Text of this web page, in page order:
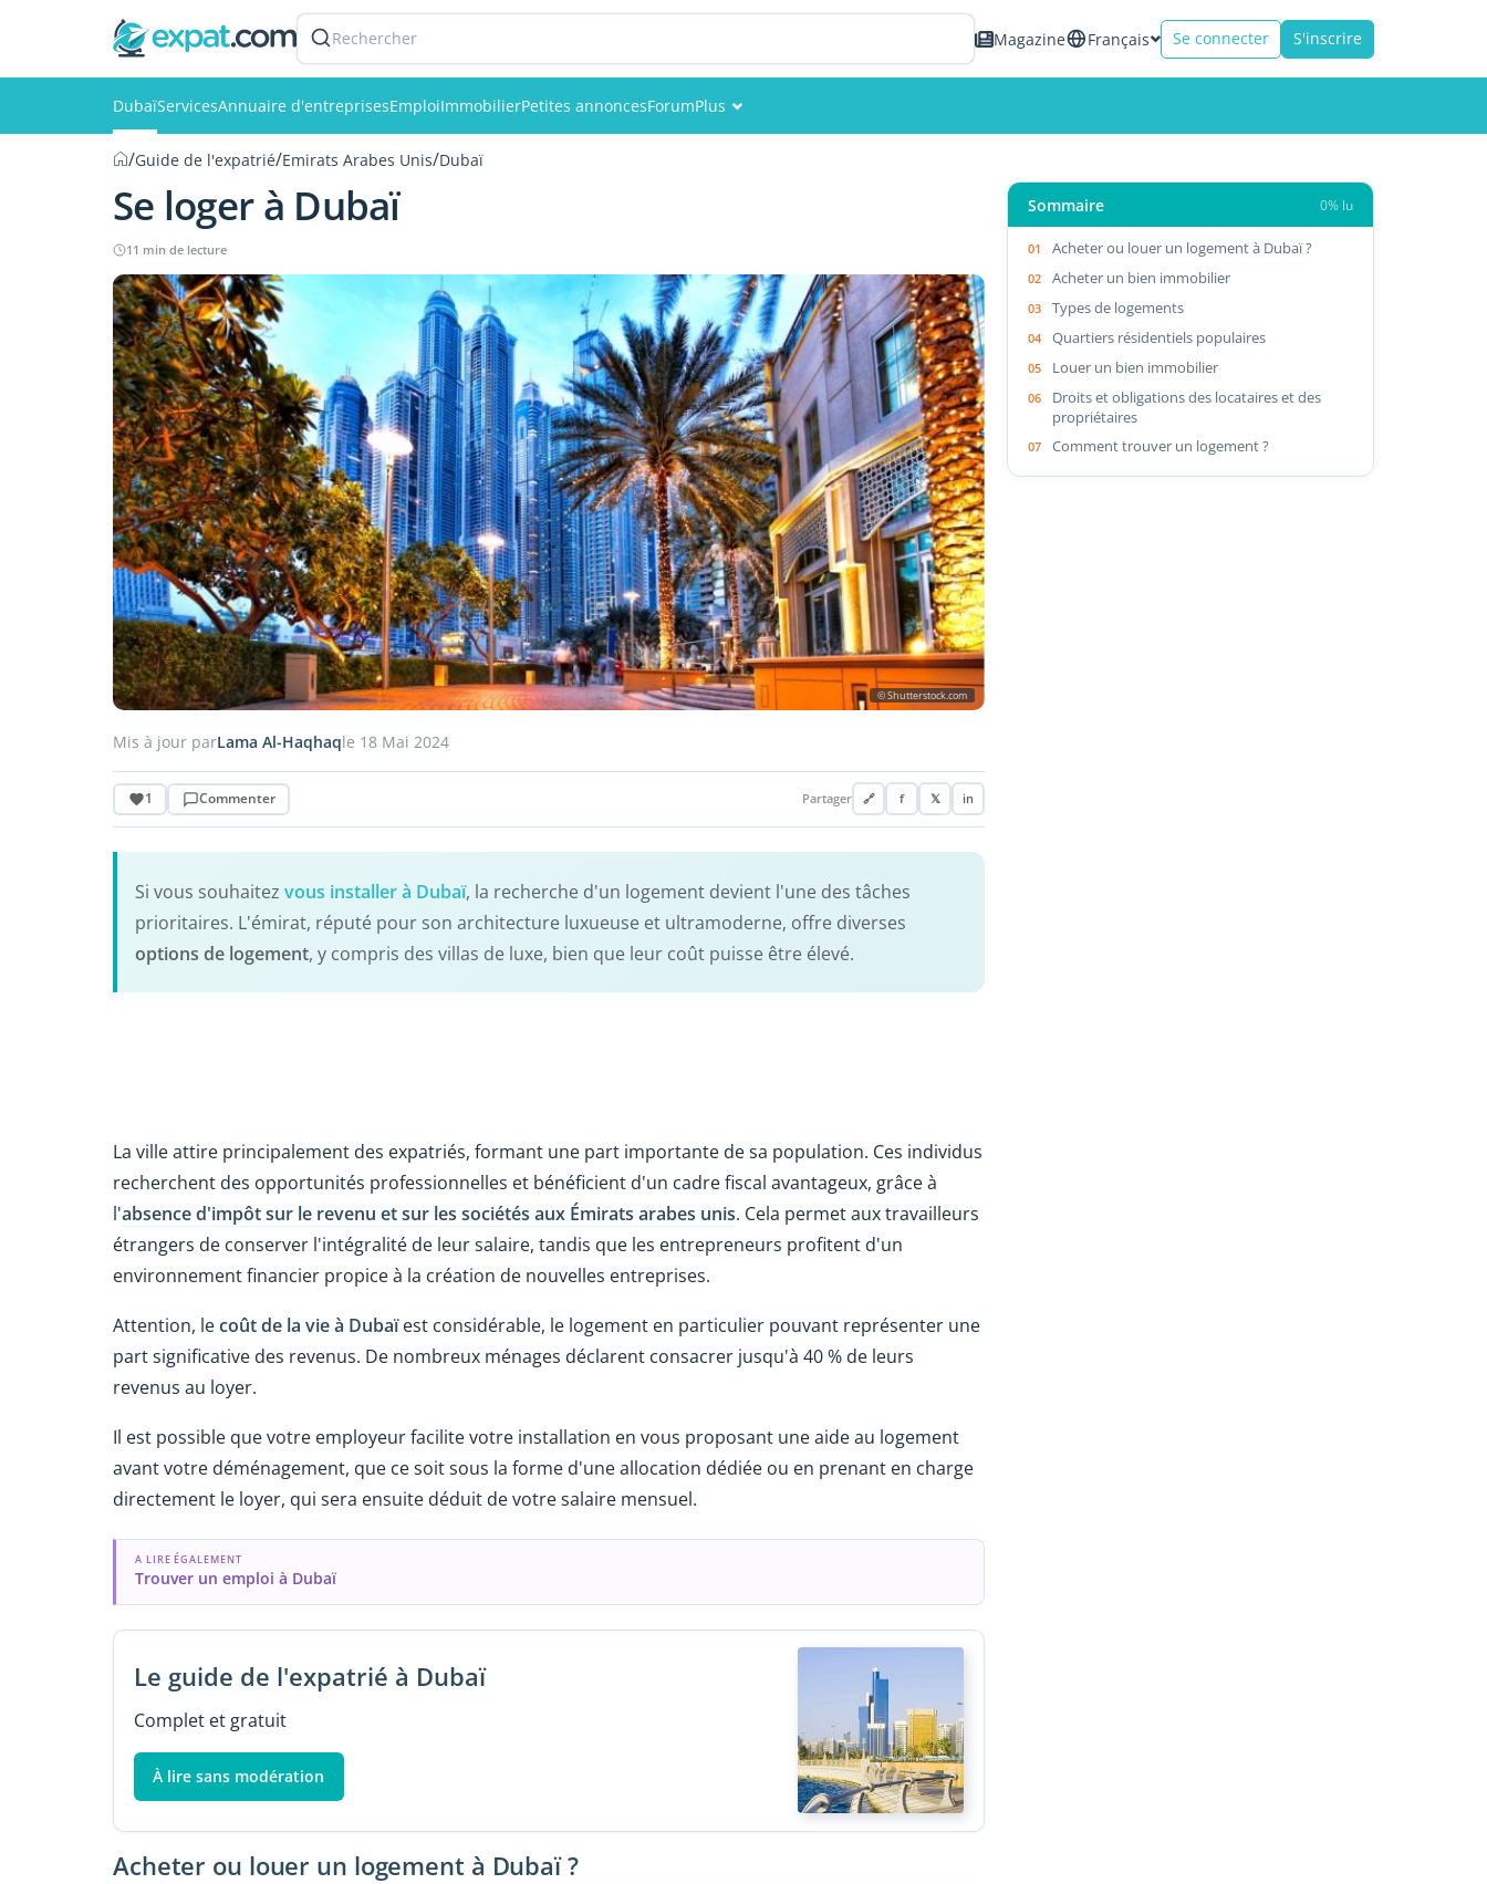
Rechercher Magazine Français Se connecter S'inscrire
DubaïServicesAnnuaire d'entreprisesEmploiImmobilierPetites annoncesForumPlus
/Guide de l'expatrié/Emirats Arabes Unis/Dubaï
Se loger à Dubaï
11 min de lecture
© Shutterstock.com
Mis à jour parLama Al-Haqhaqle 18 Mai 2024
1 Commenter Partager 🔗 f 𝕏 in
Si vous souhaitez vous installer à Dubaï, la recherche d'un logement devient l'une des tâches
prioritaires. L'émirat, réputé pour son architecture luxueuse et ultramoderne, offre diverses
options de logement, y compris des villas de luxe, bien que leur coût puisse être élevé.
La ville attire principalement des expatriés, formant une part importante de sa population. Ces individus
recherchent des opportunités professionnelles et bénéficient d'un cadre fiscal avantageux, grâce à
l'absence d'impôt sur le revenu et sur les sociétés aux Émirats arabes unis. Cela permet aux travailleurs
étrangers de conserver l'intégralité de leur salaire, tandis que les entrepreneurs profitent d'un
environnement financier propice à la création de nouvelles entreprises.
Attention, lecoût de la vie à Dubaïest considérable, le logement en particulier pouvant représenter une
part significative des revenus. De nombreux ménages déclarent consacrer jusqu'à 40 % de leurs
revenus au loyer.
Il est possible que votre employeur facilite votre installation en vous proposant une aide au logement
avant votre déménagement, que ce soit sous la forme d'une allocation dédiée ou en prenant en charge
directement le loyer, qui sera ensuite déduit de votre salaire mensuel.
A LIRE ÉGALEMENT
Trouver un emploi à Dubaï
Le guide de l'expatrié à Dubaï
Complet et gratuit
À lire sans modération
Acheter ou louer un logement à Dubaï ?
Sommaire 0% lu
Acheter ou louer un logement à Dubaï ?
Acheter un bien immobilier
Types de logements
Quartiers résidentiels populaires
Louer un bien immobilier
Droits et obligations des locataires et des
propriétaires
Comment trouver un logement ?